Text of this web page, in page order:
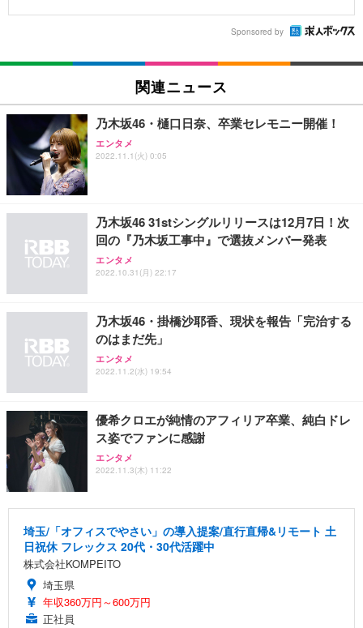
Sponsored by
関連ニュース
乃木坂46・樋口日奈、卒業セレモニー開催！
エンタメ
2022.11.1(火) 0:05
乃木坂46 31stシングルリリースは12月7日！次
回の『乃木坂工事中』で選抜メンバー発表
エンタメ
2022.10.31(月) 22:17
乃木坂46・掛橋沙耶香、現状を報告「完治する
のはまだ先」
エンタメ
2022.11.2(水) 19:54
優希クロエが純情のアフィリア卒業、純白ドレ
ス姿でファンに感謝
エンタメ
2022.11.3(木) 11:22
埼玉/「オフィスでやさい」の導入提案/直行直帰&リモート 土
日祝休 フレックス 20代・30代活躍中
株式会社KOMPEITO
埼玉県
年収360万円～600万円
正社員